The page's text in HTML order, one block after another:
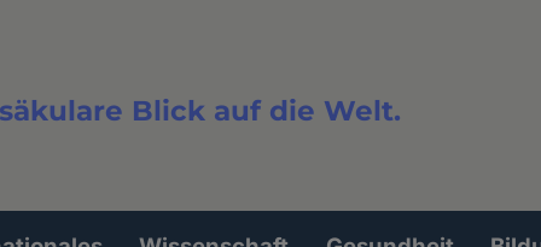
Blick auf die Welt.